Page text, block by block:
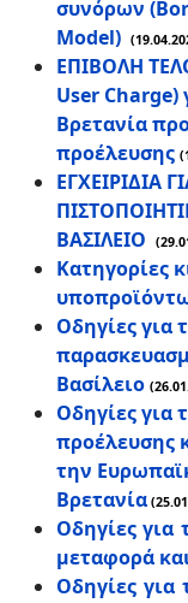
συνόρων
Model)
ΕΠΙΒΟΛΗ
User
Βρετανία
προέλευσης
ΕΓΧΕΙΡΙΔΙΑ
ΒΑΣΙΛΕΙΟ
Κατηγορίες
Οδηγίες για
Βασίλειο
Οδηγίες για
προέλευσης
την
Βρετανία
Οδηγίες
μεταφορά
Οδηγίες για